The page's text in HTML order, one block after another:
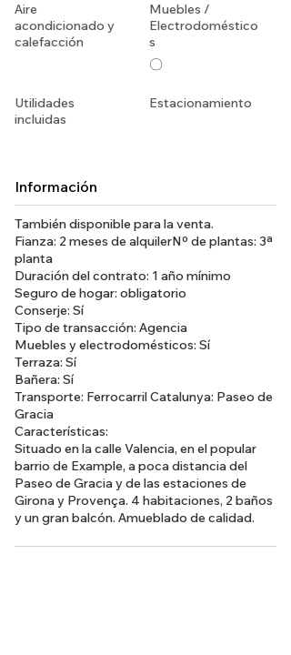
Aire
acondicionado y
calefacción
Muebles /
Electrodoméstico
s
〇
Utilidades
incluidas
Estacionamiento
Información
También disponible para la venta.
Fianza: 2 meses de alquilerNº de plantas: 3ª
planta
Duración del contrato: 1 año mínimo
Seguro de hogar: obligatorio
Conserje: Sí
Tipo de transacción: Agencia
Muebles y electrodomésticos: Sí
Terraza: Sí
Bañera: Sí
Transporte: Ferrocarril Catalunya: Paseo de
Gracia
Características:
Situado en la calle Valencia, en el popular
barrio de Example, a poca distancia del
Paseo de Gracia y de las estaciones de
Girona y Provença. 4 habitaciones, 2 baños
y un gran balcón. Amueblado de calidad.